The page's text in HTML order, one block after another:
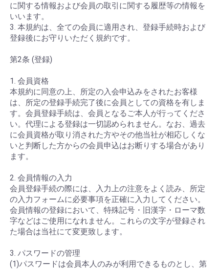
に関する情報および会員の取引に関する履歴等の情報を
いいます。
3. 本規約は、全ての会員に適用され、登録手続時および
登録後にお守りいただく規約です。
第2条 (登録)
1. 会員資格
本規約に同意の上、所定の入会申込みをされたお客様
は、所定の登録手続完了後に会員としての資格を有しま
す。会員登録手続は、会員となるご本人が行ってくださ
い。代理による登録は一切認められません。なお、過去
に会員資格が取り消された方やその他当社が相応しくな
いと判断した方からの会員申込はお断りする場合があり
ます。
2. 会員情報の入力
会員登録手続の際には、入力上の注意をよく読み、所定
の入力フォームに必要事項を正確に入力してください。
会員情報の登録において、特殊記号・旧漢字・ローマ数
字などはご使用になれません。これらの文字が登録され
た場合は当社にて変更致します。
3. パスワードの管理
(1)パスワードは会員本人のみが利用できるものとし、第